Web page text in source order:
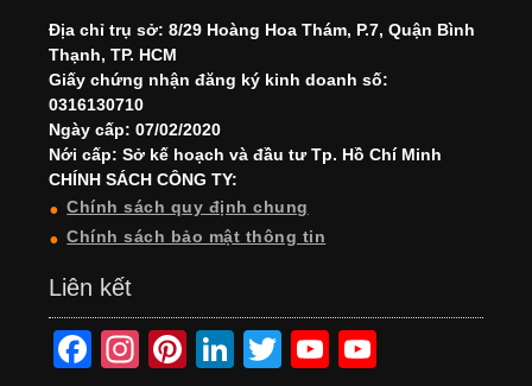
Địa chỉ trụ sở: 8/29 Hoàng Hoa Thám, P.7, Quận Bình
Thạnh, TP. HCM
Giấy chứng nhận đăng ký kinh doanh số:
0316130710
Ngày cấp: 07/02/2020
Nới cấp: Sở kế hoạch và đầu tư Tp. Hồ Chí Minh
CHÍNH SÁCH CÔNG TY:
Chính sách quy định chung
Chính sách bảo mật thông tin
Liên kết
F
In Pi Li
T
Y